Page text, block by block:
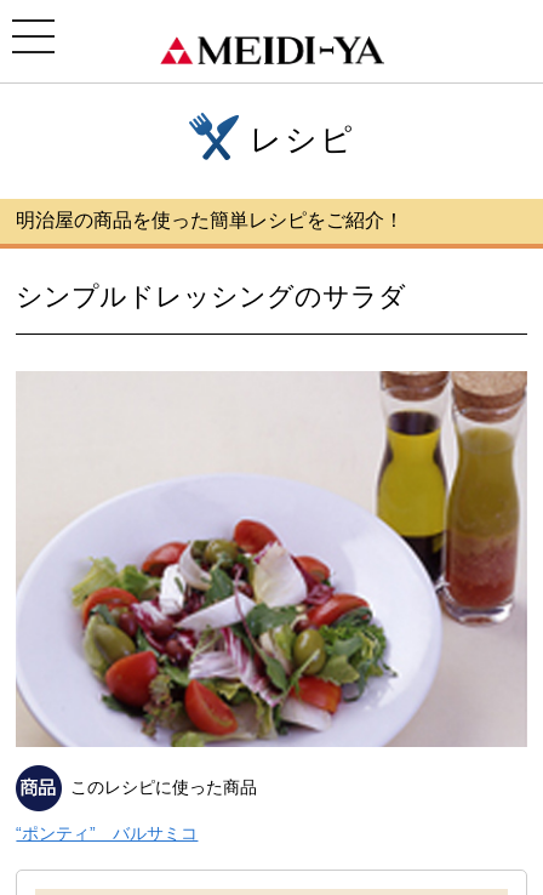
toggle
navigation
レシピ
明治屋の商品を使った簡単レシピをご紹介！
シンプルドレッシングのサラダ
このレシピに使った商品
“ポンティ” バルサミコ